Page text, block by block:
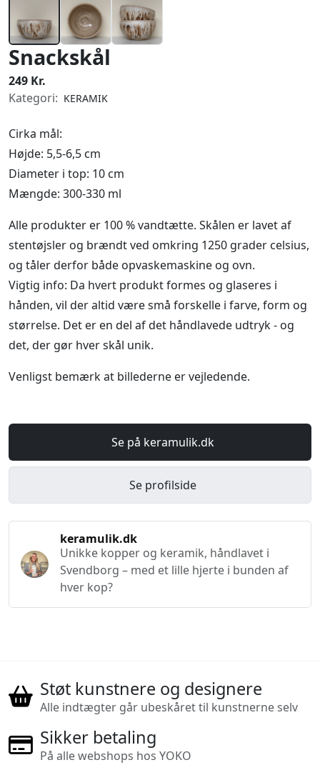
Snackskål
249 Kr.
Kategori: KERAMIK
Cirka mål:
Højde: 5,5-6,5 cm
Diameter i top: 10 cm
Mængde: 300-330 ml
Alle produkter er 100 % vandtætte. Skålen er lavet af
stentøjsler og brændt ved omkring 1250 grader celsius,
og tåler derfor både opvaskemaskine og ovn.
Vigtig info: Da hvert produkt formes og glaseres i
hånden, vil der altid være små forskelle i farve, form og
størrelse. Det er en del af det håndlavede udtryk - og
det, der gør hver skål unik.
Venligst bemærk at billederne er vejledende.
Se på keramulik.dk
Se profilside
keramulik.dk
Unikke kopper og keramik, håndlavet i
Svendborg – med et lille hjerte i bunden af
hver kop?
Støt kunstnere og designere
Alle indtægter går ubeskåret til kunstnerne selv
Sikker betaling
På alle webshops hos YOKO